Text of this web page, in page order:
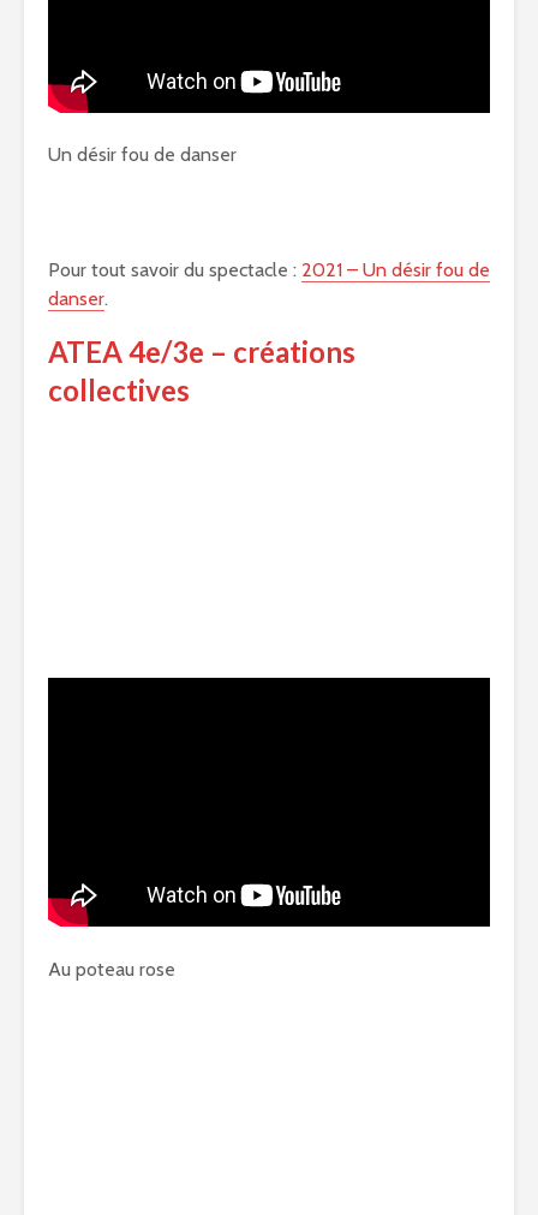
Un désir fou de danser
Pour tout savoir du spectacle : 2021 – Un désir fou de
danser.
ATEA 4e/3e – créations
collectives
Au poteau rose